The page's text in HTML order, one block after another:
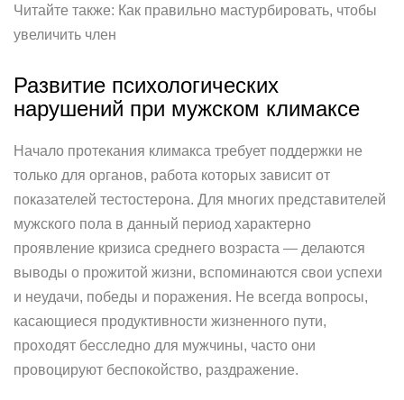
Читайте также: Как правильно мастурбировать, чтобы
увеличить член
Развитие психологических
нарушений при мужском климаксе
Начало протекания климакса требует поддержки не
только для органов, работа которых зависит от
показателей тестостерона. Для многих представителей
мужского пола в данный период характерно
проявление кризиса среднего возраста — делаются
выводы о прожитой жизни, вспоминаются свои успехи
и неудачи, победы и поражения. Не всегда вопросы,
касающиеся продуктивности жизненного пути,
проходят бесследно для мужчины, часто они
провоцируют беспокойство, раздражение.